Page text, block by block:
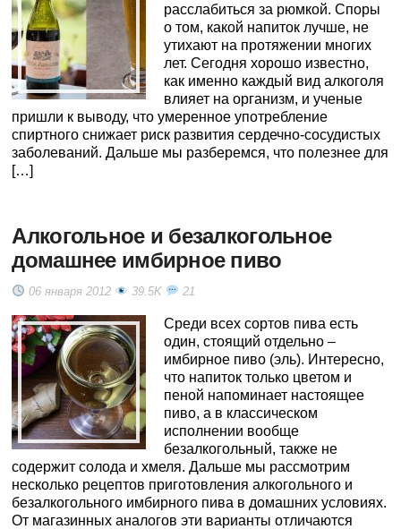
расслабиться за рюмкой. Споры
о том, какой напиток лучше, не
утихают на протяжении многих
лет. Сегодня хорошо известно,
как именно каждый вид алкоголя
влияет на организм, и ученые
пришли к выводу, что умеренное употребление
спиртного снижает риск развития сердечно-сосудистых
заболеваний. Дальше мы разберемся, что полезнее для
[…]
Алкогольное и безалкогольное
домашнее имбирное пиво
06 января 2012 39.5K 21
Среди всех сортов пива есть
один, стоящий отдельно –
имбирное пиво (эль). Интересно,
что напиток только цветом и
пеной напоминает настоящее
пиво, а в классическом
исполнении вообще
безалкогольный, также не
содержит солода и хмеля. Дальше мы рассмотрим
несколько рецептов приготовления алкогольного и
безалкогольного имбирного пива в домашних условиях.
От магазинных аналогов эти варианты отличаются